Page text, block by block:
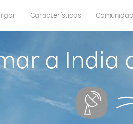
Características
a India